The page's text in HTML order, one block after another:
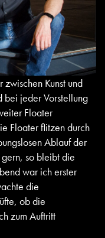
Kunst und
bei jeder Vorstellung
Floater
Floater flitzen durch
Ablauf der
so bleibt die
war ich erster
die
ob die
zum Auftritt